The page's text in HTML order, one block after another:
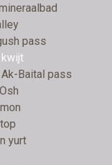
pass
kwijt
Baital pass
yurt